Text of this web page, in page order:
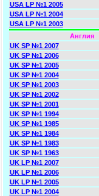
USA LP №1 2005
USA LP №1 2004
USA LP №1 2003
Англия
UK SP №1 2007
UK SP №1 2006
UK SP №1 2005
UK SP №1 2004
UK SP №1 2003
UK SP №1 2002
UK SP №1 2001
UK SP №1 1994
UK SP №1 1985
UK SP №1 1984
UK SP №1 1983
UK SP №1 1963
UK LP №1 2007
UK LP №1 2006
UK LP №1 2005
UK LP №1 2004